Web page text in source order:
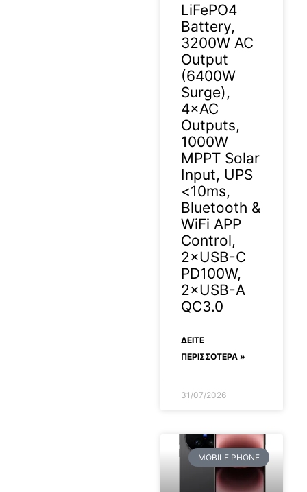
LiFePO4
Battery,
3200W AC
Output
(6400W
Surge),
4×AC
Outputs,
1000W
MPPT Solar
Input, UPS
<10ms,
Bluetooth &
WiFi APP
Control,
2×USB-C
PD100W,
2×USB-A
QC3.0
ΔΕΊΤΕ
ΠΕΡΙΣΣΟΤΕΡΑ »
31/07/2026
MOBILE PHONE